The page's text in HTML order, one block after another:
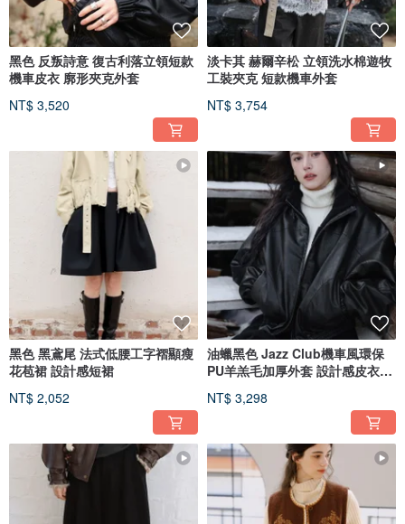
黑色 反叛詩意 復古利落立領短款
機車皮衣 廓形夾克外套
NT$ 3,520
淡卡其 赫爾辛松 立領洗水棉遊牧
工裝夾克 短款機車外套
NT$ 3,754
黑色 黑鳶尾 法式低腰工字褶顯瘦
花苞裙 設計感短裙
NT$ 2,052
油蠟黑色 Jazz Club機車風環保
PU羊羔毛加厚外套 設計感皮衣夾
NT$ 3,298